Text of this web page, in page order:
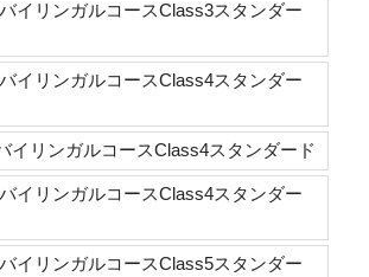
イリンガルコースClass3スタンダー
イリンガルコースClass4スタンダー
イリンガルコースClass4スタンダード
イリンガルコースClass4スタンダー
イリンガルコースClass5スタンダー